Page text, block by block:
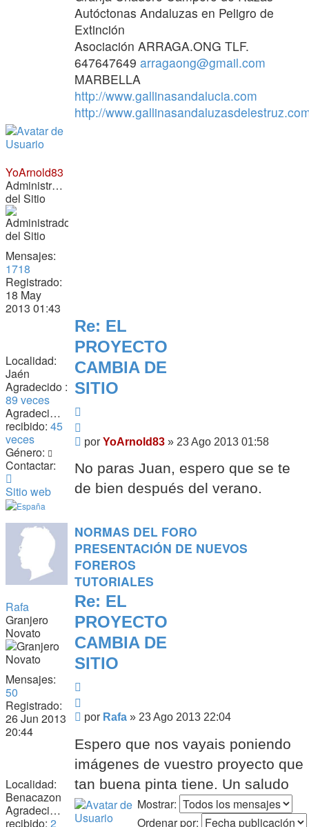
Autóctonas Andaluzas en Peligro de
Extinción
Asociación ARRAGA.ONG TLF.
647647649 arragaong@gmail.com
MARBELLA
http://www.gallinasandalucia.com
http://
YoArnold83
Administrador
del Sitio
Mensajes:
1718
Registrado:
18 May
2013 01:43
Localidad:
Jaén
Agradecido :
89 veces
Agradecimiento
recibido: 45
veces
Género:
Contactar:
YoArnold83
Sitio web
Re: EL
PROYECTO
CAMBIA DE
SITIO
Mensaje
por YoArnold83» 23 Ago 2013 01:58
No paras Juan, espero que se te
de bien después del verano.
NORMAS DEL FORO
PRESENTACIÓN DE NUEVOS
FOREROS
TUTORIALES
Rafa
Granjero
Novato
Mensajes:
50
Registrado:
26 Jun 2013
20:44
Localidad:
Benacazon
Agradecimiento
recibido: 2
Re: EL
PROYECTO
CAMBIA DE
SITIO
Mensaje
por Rafa» 23 Ago 2013 22:04
Espero que nos vayais poniendo
imágenes de vuestro proyecto que
tan buena pinta tiene. Un saludo
Mostrar:
Ordenar por: